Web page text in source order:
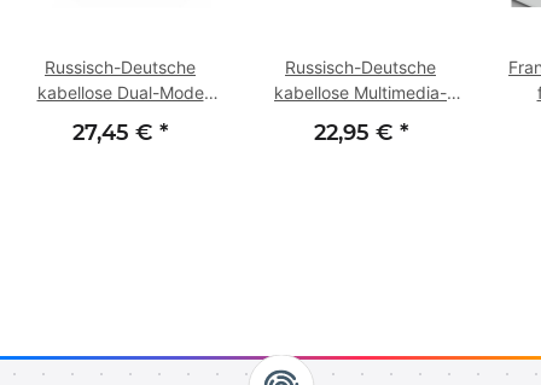
Russisch-Deutsche
kabellose Dual-Mode
27,45 € *
Russisch-Deutsche
kabellose Multimedia-
22,95 € *